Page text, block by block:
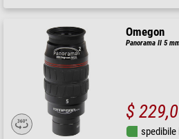
Omegon
Panorama II 5
$